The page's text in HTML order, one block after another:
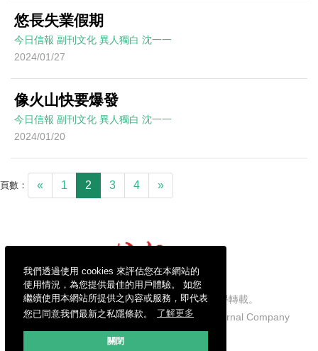
我們透過使用 cookies 來評估您在本網站的
使用情況，為您提供最佳的用戶體驗。 如您
繼續使用本網站所提供之內容或服務，即代表
您已同意我們最新之私隱條款。
了解更多
關閉
悠長失業假期
今日信報 副刊文化 異人獨白 沈一一
2024/01/27
像火山快要爆發
今日信報 副刊文化 異人獨白 沈一一
2024/01/20
頁數： « 1 2 3 4 »
信報財經新聞有限公司版權所有，不得轉載。
Copyright © 2026 Hong Kong Economic Journal Company
Limited. All rights reserved.